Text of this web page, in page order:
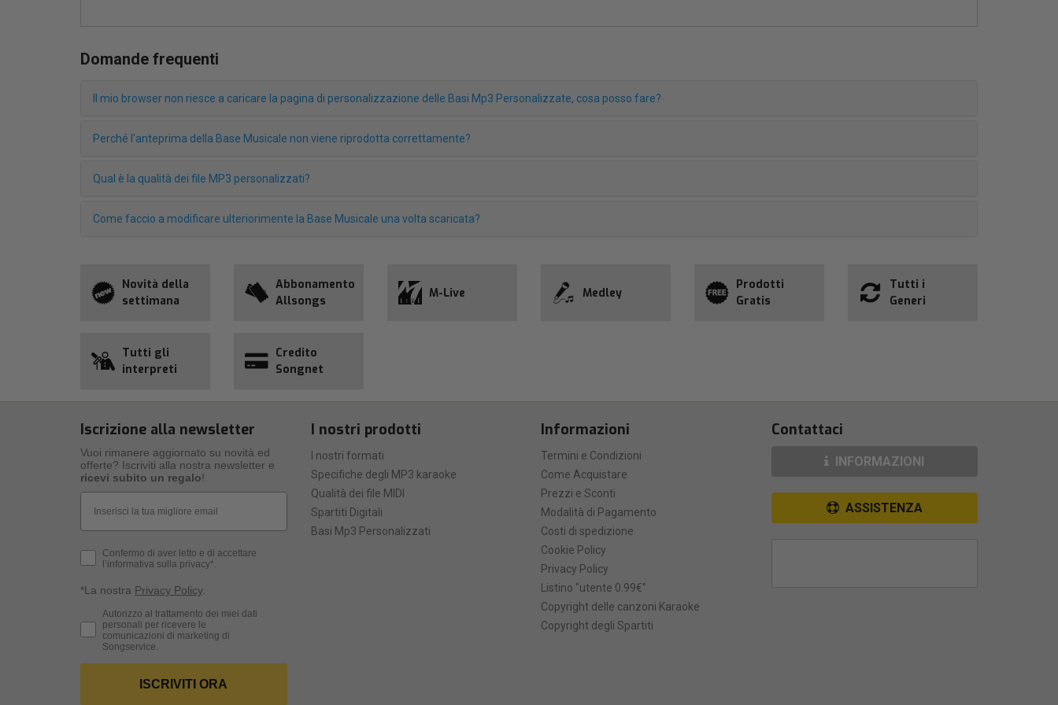
Domande frequenti
Il mio browser non riesce a caricare la pagina di personalizzazione delle Basi Mp3 Personalizzate, cosa posso fare?
Perché l'anteprima della Base Musicale non viene riprodotta correttamente?
Qual è la qualità dei file MP3 personalizzati?
Come faccio a modificare ulteriorimente la Base Musicale una volta scaricata?
Novità della
settimana
Abbonamento
Allsongs
M-Live Medley
Prodotti
Gratis
Tutti i
Generi
Tutti gli
interpreti
Credito
Songnet
Iscrizione alla newsletter
Vuoi rimanere aggiornato su novità ed
offerte? Iscriviti alla nostra newsletter e
ricevi subito un regalo!
Privacy Policy
Confermo di aver letto e di accettare
l’informativa sulla privacy*.
*La nostra Privacy Policy.
Consenso Marketing
Autorizzo al trattamento dei miei dati
personali per ricevere le
comunicazioni di marketing di
Songservice.
ISCRIVITI ORA
I nostri prodotti
I nostri formati
Specifiche degli MP3 karaoke
Qualità dei file MIDI
Spartiti Digitali
Basi Mp3 Personalizzati
Informazioni
Termini e Condizioni
Come Acquistare
Prezzi e Sconti
Modalità di Pagamento
Costi di spedizione
Cookie Policy
Privacy Policy
Listino "utente 0.99€"
Copyright delle canzoni Karaoke
Copyright degli Spartiti
Contattaci
INFORMAZIONI
ASSISTENZA